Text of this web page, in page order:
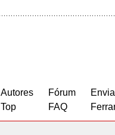
Autores
Top
Fórum
FAQ